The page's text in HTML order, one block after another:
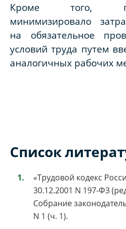
Кроме того,
минимизировало
на обязательное
условий труда путем
аналогичных рабочих
Список
«Трудовой кодекс
30.12.2001 N 197-ФЗ
Собрание
N 1 (ч. 1).